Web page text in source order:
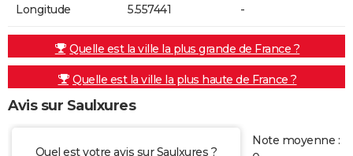
Longitude 5.557441 -
Quelle est la ville la plus grande de France ?
Quelle est la ville la plus haute de France ?
Avis sur Saulxures
Quel est votre avis sur Saulxures ?
Note moyenne :